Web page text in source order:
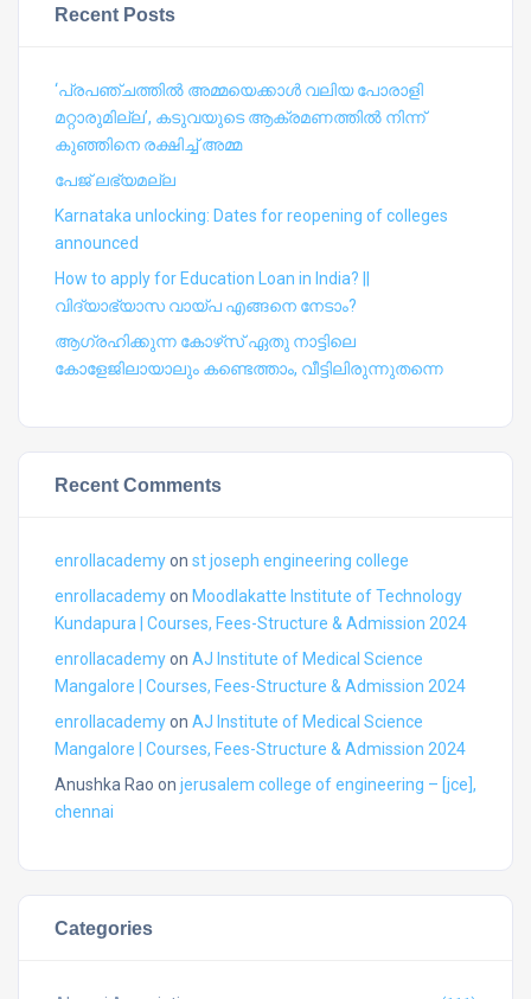
Recent Posts
‘പ്രപഞ്ചത്തില്‍ അമ്മയെക്കാള്‍ വലിയ പോരാളി
മറ്റാരുമില്ല’, കടുവയുടെ ആക്രമണത്തില്‍ നിന്ന്
കുഞ്ഞിനെ രക്ഷിച്ച് അമ്മ
പേജ് ലഭ്യമല്ല
Karnataka unlocking: Dates for reopening of colleges
announced
How to apply for Education Loan in India? ||
വിദ്യാഭ്യാസ വായ്പ എങ്ങനെ നേടാം?
ആഗ്രഹിക്കുന്ന കോഴ്‍സ് ഏതു നാട്ടിലെ
കോളേജിലായാലും കണ്ടെത്താം, വീട്ടിലിരുന്നുതന്നെ
Recent Comments
enrollacademyon st joseph engineering college
enrollacademyon Moodlakatte Institute of Technology
Kundapura | Courses, Fees-Structure & Admission 2024
enrollacademyon AJ Institute of Medical Science
Mangalore | Courses, Fees-Structure & Admission 2024
enrollacademyon AJ Institute of Medical Science
Mangalore | Courses, Fees-Structure & Admission 2024
Anushka Rao on jerusalem college of engineering – [jce],
chennai
Categories